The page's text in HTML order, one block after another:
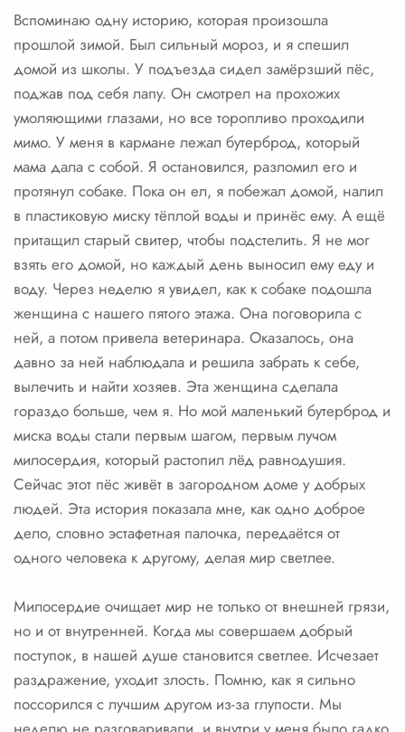
Вспоминаю одну историю, которая произошла
прошлой зимой. Был сильный мороз, и я спешил
домой из школы. У подъезда сидел замёрзший пёс,
поджав под себя лапу. Он смотрел на прохожих
умоляющими глазами, но все торопливо проходили
мимо. У меня в кармане лежал бутерброд, который
мама дала с собой. Я остановился, разломил его и
протянул собаке. Пока он ел, я побежал домой, налил
в пластиковую миску тёплой воды и принёс ему. А ещё
притащил старый свитер, чтобы подстелить. Я не мог
взять его домой, но каждый день выносил ему еду и
воду. Через неделю я увидел, как к собаке подошла
женщина с нашего пятого этажа. Она поговорила с
ней, а потом привела ветеринара. Оказалось, она
давно за ней наблюдала и решила забрать к себе,
вылечить и найти хозяев. Эта женщина сделала
гораздо больше, чем я. Но мой маленький бутерброд и
миска воды стали первым шагом, первым лучом
милосердия, который растопил лёд равнодушия.
Сейчас этот пёс живёт в загородном доме у добрых
людей. Эта история показала мне, как одно доброе
дело, словно эстафетная палочка, передаётся от
одного человека к другому, делая мир светлее.
Милосердие очищает мир не только от внешней грязи,
но и от внутренней. Когда мы совершаем добрый
поступок, в нашей душе становится светлее. Исчезает
раздражение, уходит злость. Помню, как я сильно
поссорился с лучшим другом из-за глупости. Мы